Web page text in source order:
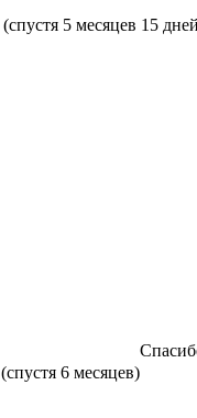
(спустя 5 месяцев 15
(спустя 6 месяцев)